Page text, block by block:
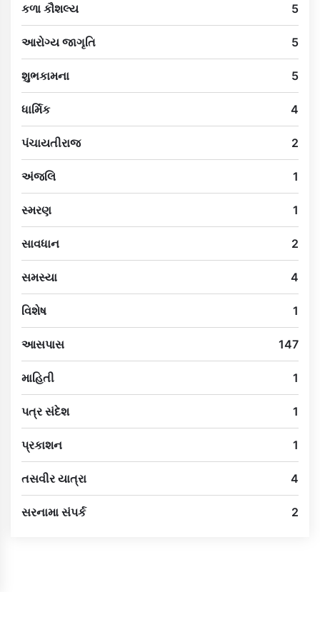
કળા કૌશલ્ય 5
આરોગ્ય જાગૃતિ 5
શુભકામના 5
ધાર્મિક 4
પંચાયતીરાજ 2
અંજલિ 1
સ્મરણ 1
સાવધાન 2
સમસ્યા 4
વિશેષ 1
આસપાસ 147
માહિતી 1
પત્ર સંદેશ 1
પ્રકાશન 1
તસવીર યાત્રા 4
સરનામા સંપર્ક 2